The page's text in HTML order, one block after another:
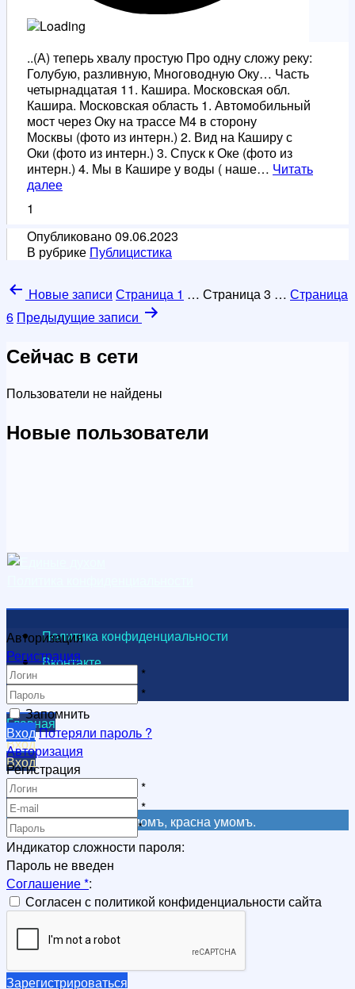
..(А) теперь хвалу простую Про одну сложу реку:
Голубую, разливную, Многоводную Оку… Часть
четырнадцатая 11. Кашира. Московская обл.
Кашира. Московская область 1. Автомобильный
мост через Оку на трассе М4 в сторону
Москвы (фото из интерн.) 2. Вид на Каширу с
Оки (фото из интерн.) 3. Спуск к Оке (фото из
интерн.) 4. Мы в Кашире у воды ( наше… Читать
далееОка
1
Опубликовано09.06.2023
В рубрике Публицистика
Пагинация
записей
Новыезаписи Страница 1 … Страница 3 … Страница
6 Предыдущиезаписи
Сейчас в сети
Пользователи не найдены
Новые пользователи
Политика конфиденциальности
Вконтакте
Видеоканал
Главная
Вход
Вход
Регистрация
Регистрация
Не красна книга письмомъ, красна умомъ.
Авторизация
Регистрация
*
*
Запомнить
ВходПотеряли пароль ?
Авторизация
Регистрация
*
*
*
Индикатор сложности пароля:
Пароль не введен
Соглашение*:
Согласен с политикой конфиденциальности сайта
Зарегистрироваться